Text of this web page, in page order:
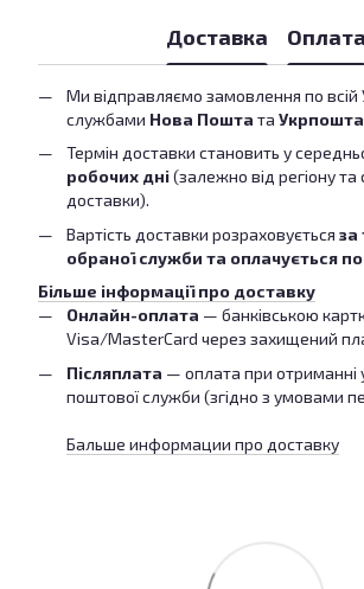
Доставка Оплата
Ми відправляємо замовлення по всій
службами Нова Пошта та Укрпошта
Термін доставки становить у
робочих дні(залежно від регіону
доставки).
Вартість доставки розраховується за
обраної служби та оплачується
Більше інформації про доставку
Онлайн-оплата — банківською
Visa/MasterCard через захищений
Післяплата — оплата при отриманні
поштової служби (згідно з умовами
Бальше информации про доставку